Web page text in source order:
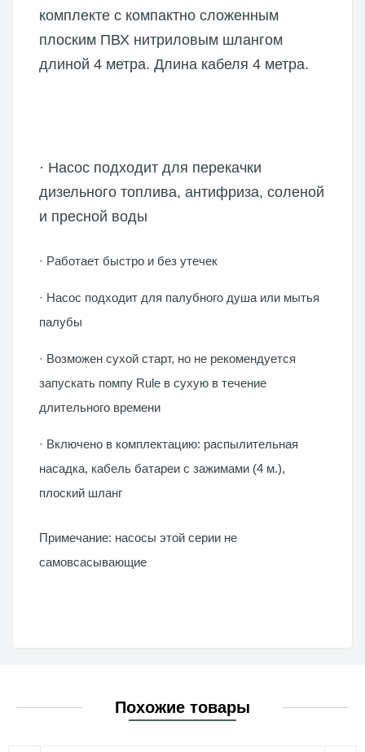
комплекте с компактно сложенным
плоским ПВХ нитриловым шлангом
длиной 4 метра. Длина кабеля 4 метра.
· Насос подходит для перекачки
дизельного топлива, антифриза, соленой
и пресной воды
· Работает быстро и без утечек
· Насос подходит для палубного душа или мытья
палубы
· Возможен сухой старт, но не рекомендуется
запускать помпу Rule в сухую в течение
длительного времени
· Включено в комплектацию: распылительная
насадка, кабель батареи с зажимами (4 м.),
плоский шланг
Примечание: насосы этой серии не
самовсасывающие
Похожие товары